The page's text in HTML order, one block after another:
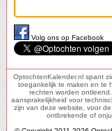
Volg ons op Facebook
OptochtenKalender.nl spant
toegankelijk te maken en te
rechten worden
aansprakelijkheid voor
zijn van deze website, voor
ontbrekende of